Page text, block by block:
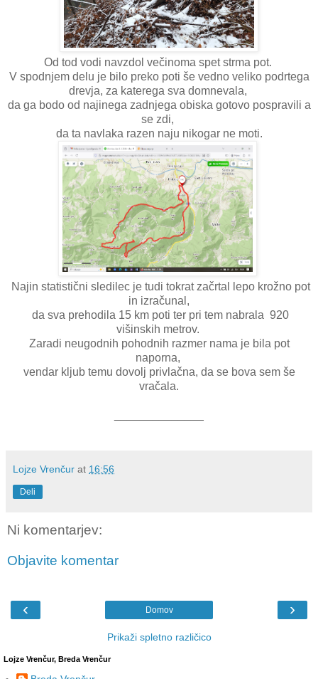
Od tod vodi navzdol večinoma spet strma pot.
V spodnjem delu je bilo preko poti še vedno veliko podrtega
drevja, za katerega sva domnevala,
da ga bodo od najinega zadnjega obiska gotovo pospravili a
se zdi,
da ta navlaka razen naju nikogar ne moti.
Najin statistični sledilec je tudi tokrat začrtal lepo krožno pot
in izračunal,
da sva prehodila 15 km poti ter pri tem nabrala 920
višinskih metrov.
Zaradi neugodnih pohodnih razmer nama je bila pot
naporna,
vendar kljub temu dovolj privlačna, da se bova sem še
vračala.
Lojze Vrenčur at 16:56
Deli
Ni komentarjev:
Objavite komentar
‹ ›
Domov
Prikaži spletno različico
Lojze Vrenčur, Breda Vrenčur